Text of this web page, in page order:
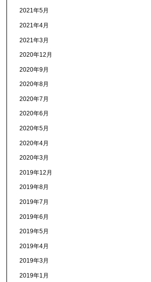
2021年5月
2021年4月
2021年3月
2020年12月
2020年9月
2020年8月
2020年7月
2020年6月
2020年5月
2020年4月
2020年3月
2019年12月
2019年8月
2019年7月
2019年6月
2019年5月
2019年4月
2019年3月
2019年1月